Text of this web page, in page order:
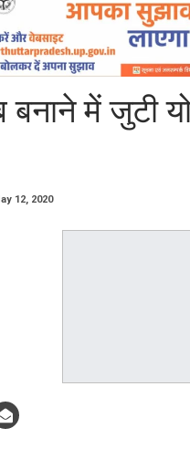
बनाने में जुटी
12, 2020